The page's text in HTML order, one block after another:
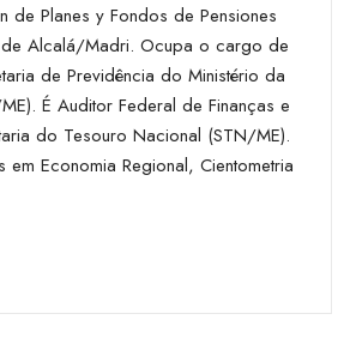
de Planes y Fondos de Pensiones
Alcalá/Madri. Ocupa o cargo de
de Previdência do Ministério da
É Auditor Federal de Finanças e
do Tesouro Nacional (STN/ME).
em Economia Regional, Cientometria